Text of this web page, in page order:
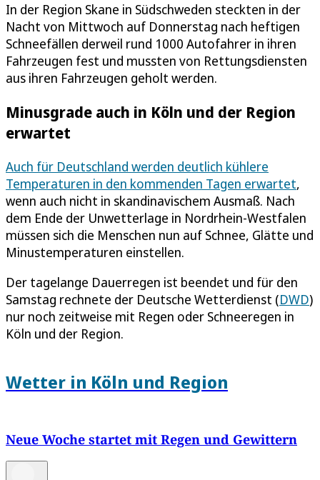
In der Region Skane in Südschweden steckten in der
Nacht von Mittwoch auf Donnerstag nach heftigen
Schneefällen derweil rund 1000 Autofahrer in ihren
Fahrzeugen fest und mussten von Rettungsdiensten
aus ihren Fahrzeugen geholt werden.
Minusgrade auch in Köln und der Region
erwartet
Auch für Deutschland werden deutlich kühlere
Temperaturen in den kommenden Tagen erwartet,
wenn auch nicht in skandinavischem Ausmaß. Nach
dem Ende der Unwetterlage in Nordrhein-Westfalen
müssen sich die Menschen nun auf Schnee, Glätte und
Minustemperaturen einstellen.
Der tagelange Dauerregen ist beendet und für den
Samstag rechnete der Deutsche Wetterdienst (DWD)
nur noch zeitweise mit Regen oder Schneeregen in
Köln und der Region.
Wetter in Köln und Region
Neue Woche startet mit Regen und Gewittern